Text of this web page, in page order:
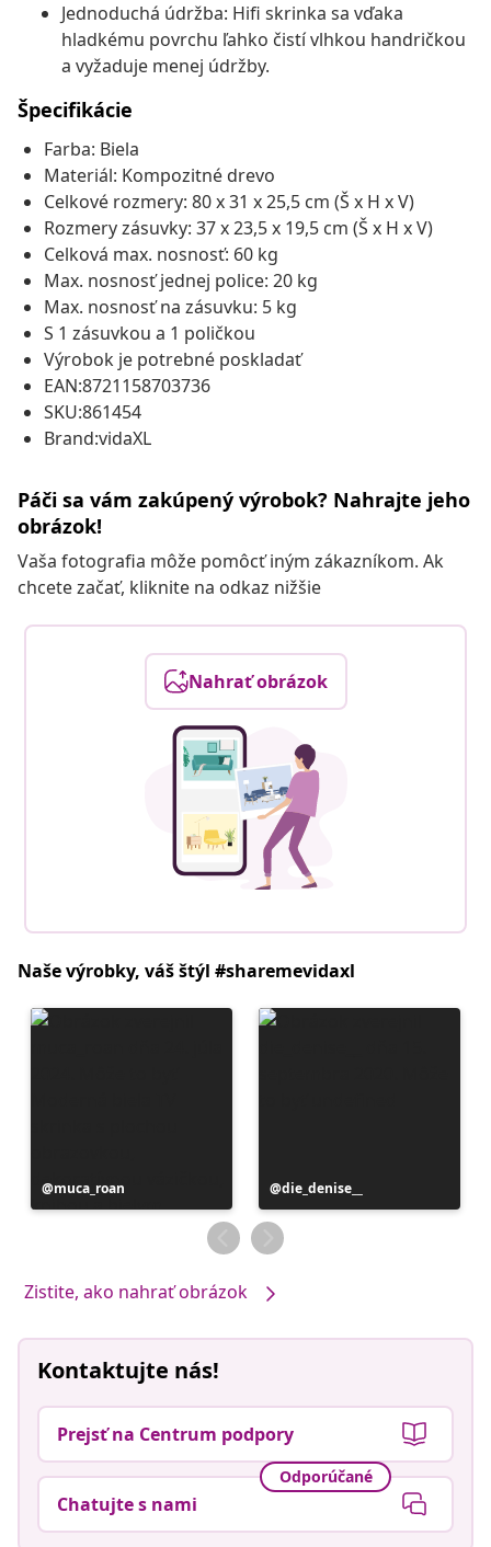
Jednoduchá údržba: Hifi skrinka sa vďaka
hladkému povrchu ľahko čistí vlhkou handričkou
a vyžaduje menej údržby.
Špecifikácie
Farba: Biela
Materiál: Kompozitné drevo
Celkové rozmery: 80 x 31 x 25,5 cm (Š x H x V)
Rozmery zásuvky: 37 x 23,5 x 19,5 cm (Š x H x V)
Celková max. nosnosť: 60 kg
Max. nosnosť jednej police: 20 kg
Max. nosnosť na zásuvku: 5 kg
S 1 zásuvkou a 1 poličkou
Výrobok je potrebné poskladať
EAN:8721158703736
SKU:861454
Brand:vidaXL
Páči sa vám zakúpený výrobok? Nahrajte jeho
obrázok!
Vaša fotografia môže pomôcť iným zákazníkom. Ak
chcete začať, kliknite na odkaz nižšie
Nahrať obrázok
Naše výrobky, váš štýl #sharemevidaxl
Príspevok
zverejnil
muca_roan
Príspevok
zverejnil
die_denise__
Zistite, ako nahrať obrázok
Kontaktujte nás!
Prejsť na Centrum podpory
Odporúčané
Chatujte s nami